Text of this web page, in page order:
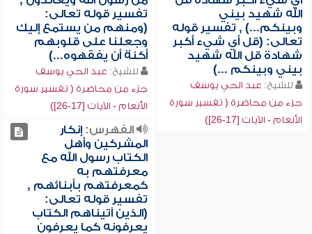
الله شهيد بيني
وبينكم...) , تفسير قوله
تعالى: (قل أي شيء أكبر
شهادة قل الله شهيد
بيني وبينكم ...)
للشيخ: عبد الحي يوسف
جزء من محاضرة ( تفسير سورة
الأنعام - الآيات [17-26])
تفسير قوله تعالى:
(ومنهم من يستمع إليك
وجعلنا على قلوبهم
أكنة أن يفقهوه...)
للشيخ: عبد الحي يوسف
جزء من محاضرة ( تفسير سورة
الأنعام - الآيات [17-26])
الفهرس:إنكار
المشركين وأهل
الكتاب رسول الله مع
معرفتهم به
كمعرفتهم بأبنائهم ,
تفسير قوله تعالى:
(الذين آتيناهم الكتاب
يعرفونه كما يعرفون